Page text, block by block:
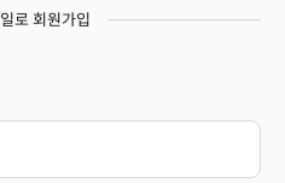
로 회원가입